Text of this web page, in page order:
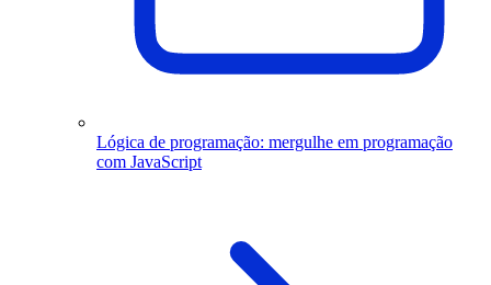
Lógica de programação: mergulhe em programação
com JavaScript